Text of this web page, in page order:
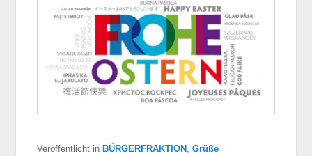
Veröffentlicht in BÜRGERFRAKTION ,Grüße